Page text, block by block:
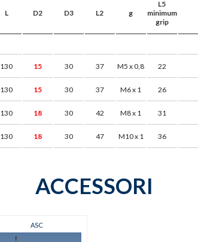
L D2 D3 L2 g
L5
minimum
grip
130 15 30 37 M5 x 0,8 22
130 15 30 37 M6 x 1 26
130 18 30 42 M8 x 1 31
130 18 30 47 M10 x 1 36
ACCESSORI
ASC